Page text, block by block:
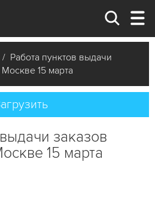
/ Работа пунктов выдачи
15 марта
заказов
15 марта